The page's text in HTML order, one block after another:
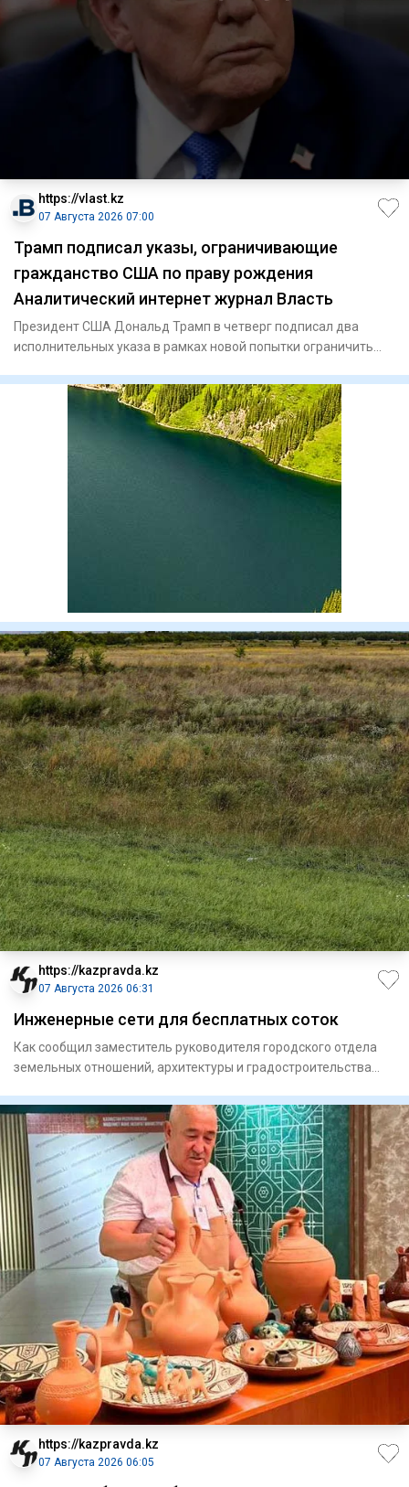
https://vlast.kz
07 Августа 2026 07:00
Трамп подписал указы, ограничивающие
гражданство США по праву рождения
Аналитический интернет журнал Власть
Президент США Дональд Трамп в четверг подписал два
исполнительных указа в рамках новой попытки ограничить
https://kazpravda.kz
07 Августа 2026 06:31
Инженерные сети для бесплатных соток
Как сообщил заместитель руководителя городского отдела
земельных отношений, архитектуры и градостроительства
https://kazpravda.kz
07 Августа 2026 06:05